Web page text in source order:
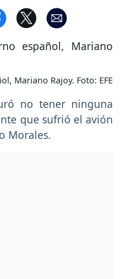
Mariano Rajoy. Foto: EFE
no tener ninguna
que sufrió el avión
Morales.